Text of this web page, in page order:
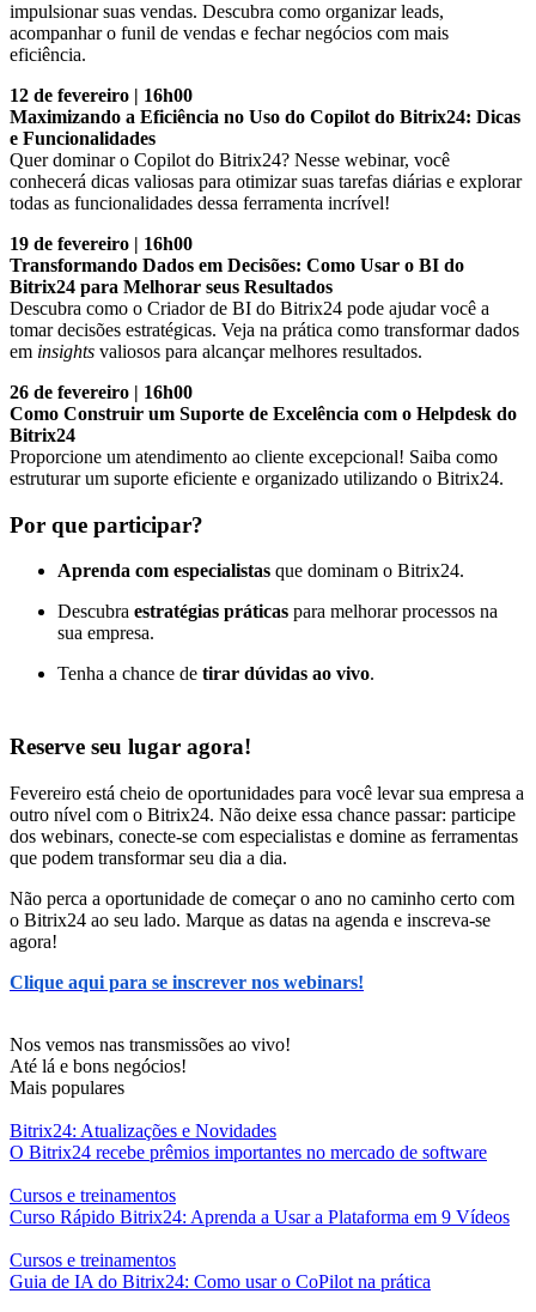
impulsionar suas vendas. Descubra como organizar leads,
acompanhar o funil de vendas e fechar negócios com mais
eficiência.
12 de fevereiro | 16h00
Maximizando a Eficiência no Uso do Copilot do Bitrix24: Dicas
e Funcionalidades
Quer dominar o Copilot do Bitrix24? Nesse webinar, você
conhecerá dicas valiosas para otimizar suas tarefas diárias e explorar
todas as funcionalidades dessa ferramenta incrível!
19 de fevereiro | 16h00
Transformando Dados em Decisões: Como Usar o BI do
Bitrix24 para Melhorar seus Resultados
Descubra como o Criador de BI do Bitrix24 pode ajudar você a
tomar decisões estratégicas. Veja na prática como transformar dados
em insights valiosos para alcançar melhores resultados.
26 de fevereiro | 16h00
Como Construir um Suporte de Excelência com o Helpdesk do
Bitrix24
Proporcione um atendimento ao cliente excepcional! Saiba como
estruturar um suporte eficiente e organizado utilizando o Bitrix24.
Por que participar?
Aprenda com especialistas que dominam o Bitrix24.
Descubra estratégias práticas para melhorar processos na
sua empresa.
Tenha a chance de tirar dúvidas ao vivo.
Reserve seu lugar agora!
Fevereiro está cheio de oportunidades para você levar sua empresa a
outro nível com o Bitrix24. Não deixe essa chance passar: participe
dos webinars, conecte-se com especialistas e domine as ferramentas
que podem transformar seu dia a dia.
Não perca a oportunidade de começar o ano no caminho certo com
o Bitrix24 ao seu lado. Marque as datas na agenda e inscreva-se
agora!
Clique aqui para se inscrever nos webinars!
Nos vemos nas transmissões ao vivo!
Até lá e bons negócios!
Mais populares
Bitrix24: Atualizações e Novidades
O Bitrix24 recebe prêmios importantes no mercado de software
Cursos e treinamentos
Curso Rápido Bitrix24: Aprenda a Usar a Plataforma em 9 Vídeos
Cursos e treinamentos
Guia de IA do Bitrix24: Como usar o CoPilot na prática